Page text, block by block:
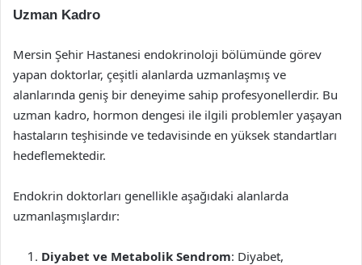
Uzman Kadro
Mersin Şehir Hastanesi endokrinoloji bölümünde görev
yapan doktorlar, çeşitli alanlarda uzmanlaşmış ve
alanlarında geniş bir deneyime sahip profesyonellerdir. Bu
uzman kadro, hormon dengesi ile ilgili problemler yaşayan
hastaların teşhisinde ve tedavisinde en yüksek standartları
hedeflemektedir.
Endokrin doktorları genellikle aşağıdaki alanlarda
uzmanlaşmışlardır:
Diyabet ve Metabolik Sendrom: Diyabet,